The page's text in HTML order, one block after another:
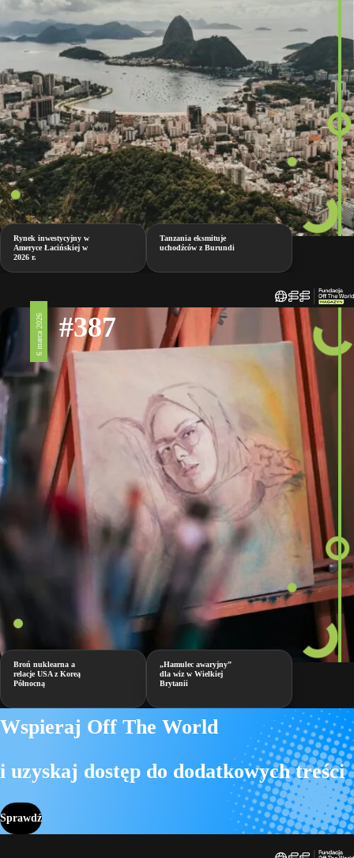
Rynek inwestycyjny w
Ameryce Łacińskiej w
2026 r.
Tanzania eksmituje
uchodźców z Burundi
6 marca 2026 #387
Broń nuklearna a
relacje USA z Koreą
Północną
„Hamulec awaryjny”
dla wiz w Wielkiej
Brytanii
Wspieraj Off The World
i uzyskaj dostęp do dodatkowych treści
Sprawdź